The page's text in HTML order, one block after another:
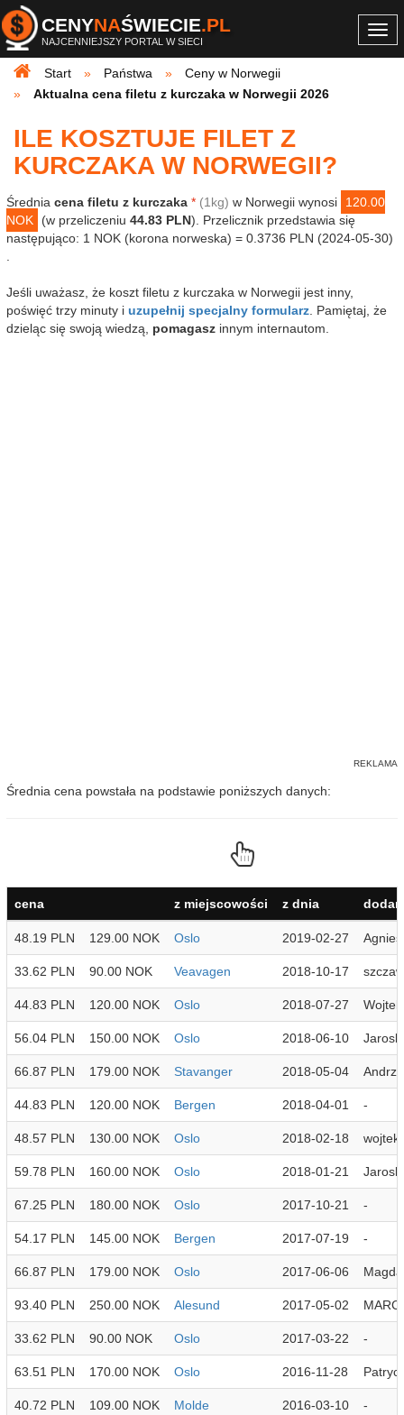
CENYNAŚWIECIE.PL
NAJCENNIEJSZY PORTAL W SIECI
Start
Państwa
Ceny w Norwegii
Aktualna cena filetu z kurczaka w Norwegii 2026
ILE KOSZTUJE FILET Z
KURCZAKA W NORWEGII?
Średnia cena filetu z kurczaka * (1kg) w Norwegii wynosi
120.00
NOK
(w przeliczeniu 44.83 PLN). Przelicznik przedstawia się
następująco: 1 NOK (korona norweska) = 0.3736 PLN (2024-05-30)
Jeśli uważasz, że koszt filetu z kurczaka w Norwegii jest inny,
poświęć trzy minuty i uzupełnij specjalny formularz . Pamiętaj, że
dzieląc się swoją wiedzą, pomagasz innym internautom.
Średnia cena powstała na podstawie poniższych danych:
cena z miejscowości z dnia
48.19 PLN 129.00 NOK Oslo 2019-02-27
33.62 PLN 90.00 NOK Veavagen 2018-10-17
44.83 PLN 120.00 NOK Oslo 2018-07-27 Wojtek
56.04 PLN 150.00 NOK Oslo 2018-06-10
66.87 PLN 179.00 NOK Stavanger 2018-05-04
44.83 PLN 120.00 NOK Bergen 2018-04-01 -
48.57 PLN 130.00 NOK Oslo 2018-02-18 wojtek
59.78 PLN 160.00 NOK Oslo 2018-01-21
67.25 PLN 180.00 NOK Oslo 2017-10-21 -
54.17 PLN 145.00 NOK Bergen 2017-07-19 -
66.87 PLN 179.00 NOK Oslo 2017-06-06
93.40 PLN 250.00 NOK Alesund 2017-05-02
33.62 PLN 90.00 NOK Oslo 2017-03-22 -
63.51 PLN 170.00 NOK Oslo 2016-11-28
40.72 PLN 109.00 NOK Molde 2016-03-10 -